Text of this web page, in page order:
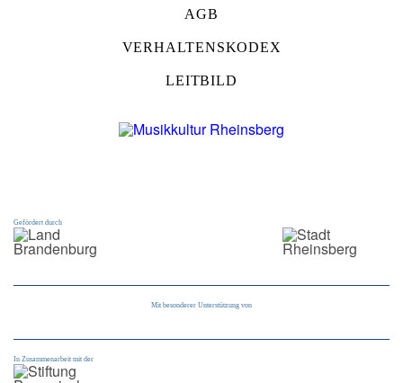
AGB
VERHALTENSKODEX
LEITBILD
Gefördert durch
Mit besonderer Unterstützung von
In Zusammenarbeit mit der